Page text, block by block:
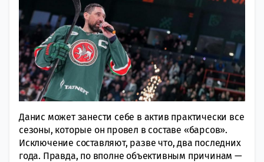
Данис может занести себе в актив практически все
сезоны, которые он провел в составе «барсов».
Исключение составляют, разве что, два последних
года. Правда, по вполне объективным причинам —